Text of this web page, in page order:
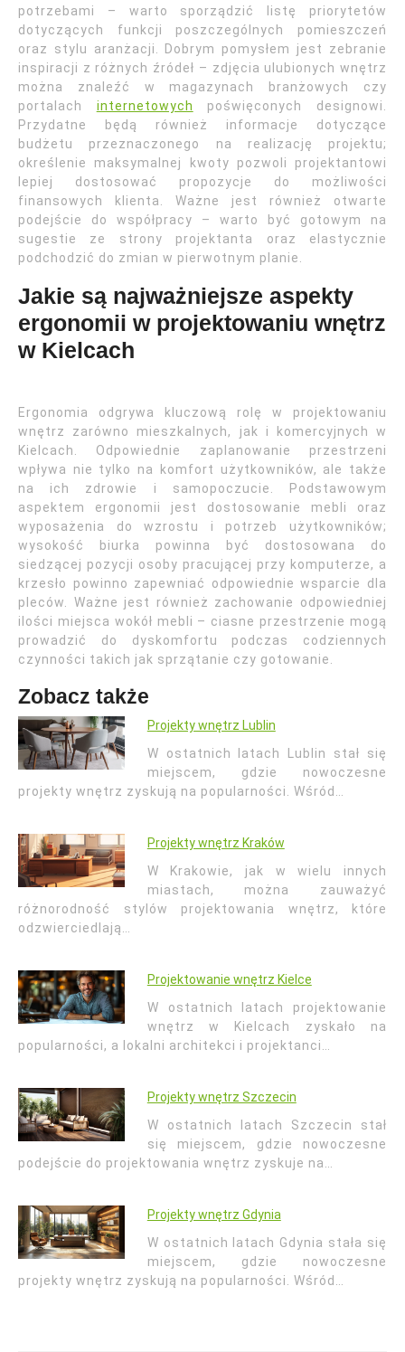
potrzebami – warto sporządzić listę priorytetów
dotyczących funkcji poszczególnych pomieszczeń
oraz stylu aranżacji. Dobrym pomysłem jest zebranie
inspiracji z różnych źródeł – zdjęcia ulubionych wnętrz
można znaleźć w magazynach branżowych czy
portalach internetowych
poświęconych designowi.
Przydatne będą również informacje dotyczące
budżetu przeznaczonego na realizację projektu;
określenie maksymalnej kwoty pozwoli projektantowi
lepiej dostosować propozycje do możliwości
finansowych klienta. Ważne jest również otwarte
podejście do współpracy – warto być gotowym na
sugestie ze strony projektanta oraz elastycznie
podchodzić do zmian w pierwotnym planie.
Jakie są najważniejsze aspekty
ergonomii w projektowaniu wnętrz
w Kielcach
Ergonomia odgrywa kluczową rolę w projektowaniu
wnętrz zarówno mieszkalnych, jak i komercyjnych w
Kielcach. Odpowiednie zaplanowanie przestrzeni
wpływa nie tylko na komfort użytkowników, ale także
na ich zdrowie i samopoczucie. Podstawowym
aspektem ergonomii jest dostosowanie mebli oraz
wyposażenia do wzrostu i potrzeb użytkowników;
wysokość biurka powinna być dostosowana do
siedzącej pozycji osoby pracującej przy komputerze, a
krzesło powinno zapewniać odpowiednie wsparcie dla
pleców. Ważne jest również zachowanie odpowiedniej
ilości miejsca wokół mebli – ciasne przestrzenie mogą
prowadzić do dyskomfortu podczas codziennych
czynności takich jak sprzątanie czy gotowanie.
Zobacz także
Projekty wnętrz Lublin
W ostatnich latach Lublin stał się
miejscem, gdzie nowoczesne
projekty wnętrz zyskują na popularności. Wśród…
Projekty wnętrz Kraków
W Krakowie, jak w wielu innych
miastach, można zauważyć
różnorodność stylów projektowania wnętrz, które
odzwierciedlają…
Projektowanie wnętrz Kielce
W ostatnich latach projektowanie
wnętrz w Kielcach zyskało na
popularności, a lokalni architekci i projektanci…
Projekty wnętrz Szczecin
W ostatnich latach Szczecin stał
się miejscem, gdzie nowoczesne
podejście do projektowania wnętrz zyskuje na…
Projekty wnętrz Gdynia
W ostatnich latach Gdynia stała się
miejscem, gdzie nowoczesne
projekty wnętrz zyskują na popularności. Wśród…